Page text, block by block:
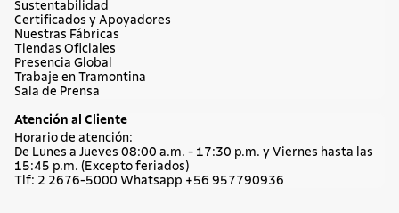
Sustentabilidad
Certificados y Apoyadores
Nuestras Fábricas
Tiendas Oficiales
Presencia Global
Trabaje en Tramontina
Sala de Prensa
Atención al Cliente
Horario de atención:
De Lunes a Jueves 08:00 a.m. - 17:30 p.m. y Viernes hasta las
15:45 p.m. (Excepto feriados)
Tlf: 2 2676-5000 Whatsapp +56 957790936